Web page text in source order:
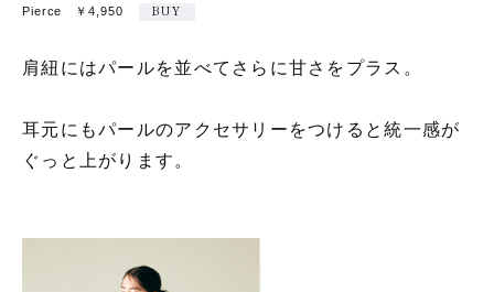
Pierce ￥4,950 BUY
肩紐にはパールを並べてさらに甘さをプラス。
耳元にもパールのアクセサリーをつけると統一感が
ぐっと上がります。